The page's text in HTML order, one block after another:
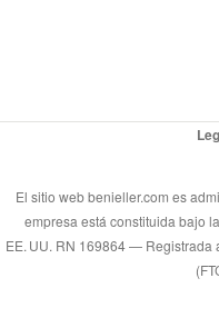
El sitio web benieller.com es
empresa está constituida bajo
EE. UU. RN 169864 — Registrada